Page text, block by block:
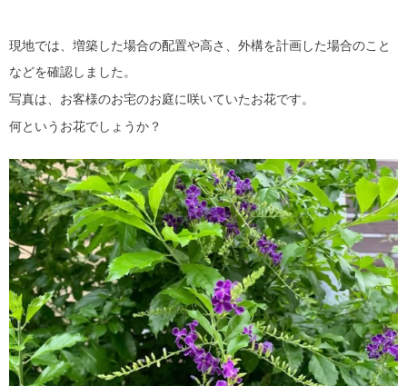
現地では、増築した場合の配置や高さ、外構を計画した場合のこと
などを確認しました。
写真は、お客様のお宅のお庭に咲いていたお花です。
何というお花でしょうか？